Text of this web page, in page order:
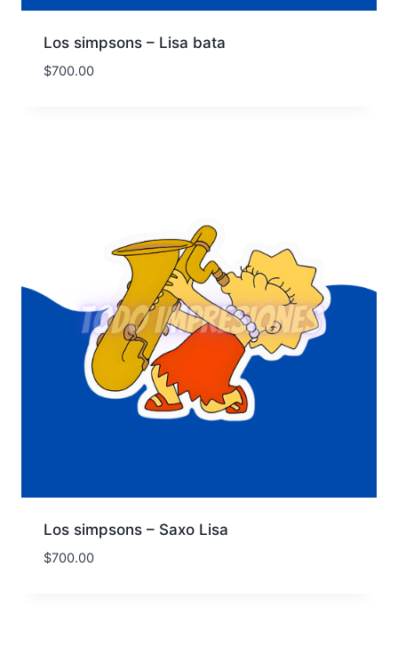
Los simpsons – Lisa bata
$700.00
Los simpsons – Saxo Lisa
$700.00